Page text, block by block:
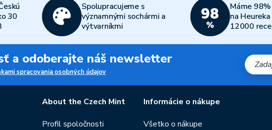
30
Spolupracujeme s
významnými sochármi a
výtvarníkmi
Máme
na
12000
a odoberajte náš newsletter
spracovania osobných údajov
About the Czech Mint
Profil spoločnosti
Informácie o nákupe
Všetko o nákupe